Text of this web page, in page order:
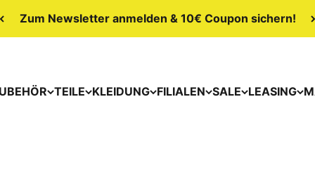
Zum Newsletter anmelden & 10€ Coupon sichern!
TEILE KLEIDUNG FILIALEN SALE LEASING